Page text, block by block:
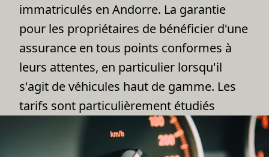
immatriculés en Andorre. La garantie
pour les propriétaires de bénéficier d'une
assurance en tous points conformes à
leurs attentes, en particulier lorsqu'il
s'agit de véhicules haut de gamme. Les
tarifs sont particulièrement étudiés